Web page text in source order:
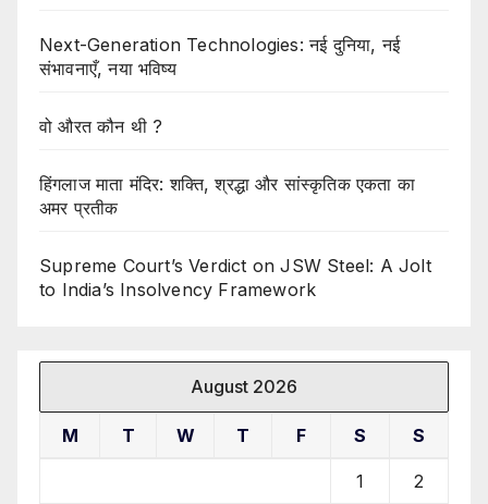
Next-Generation Technologies: नई दुनिया, नई
संभावनाएँ, नया भविष्य
वो औरत कौन थी ?
हिंगलाज माता मंदिर: शक्ति, श्रद्धा और सांस्कृतिक एकता का
अमर प्रतीक
Supreme Court’s Verdict on JSW Steel: A Jolt
to India’s Insolvency Framework
August 2026
M T W T F S S
1 2